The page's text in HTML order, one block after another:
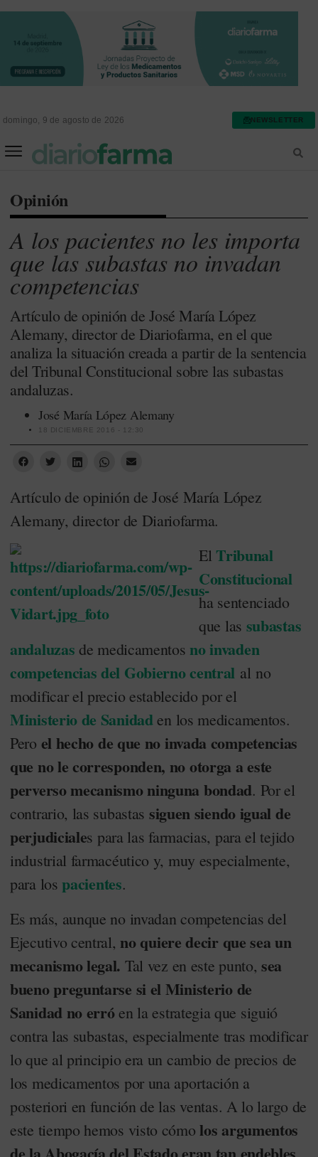
domingo, 9 de agosto de 2026 NEWSLETTER
Opinión
A los pacientes no les importa
que las subastas no invadan
competencias
Artículo de opinión de José María López
Alemany, director de Diariofarma, en el que
analiza la situación creada a partir de la sentencia
del Tribunal Constitucional sobre las subastas
andaluzas.
José María López Alemany
18 DICIEMBRE 2016 - 12:30
Artículo de opinión de José María López
Alemany, director de Diariofarma.
ElTribunal
Constitucional
ha sentenciado
que las subastas
andaluzas de medicamentosno invaden
competencias del Gobierno central al no
modificar el precio establecido por el
Ministerio de Sanidaden los medicamentos.
Pero el hecho de que no invada competencias
que no le corresponden, no otorga a este
perverso mecanismo ninguna bondad. Por el
contrario, las subastas siguen siendo igual de
perjudiciales para las farmacias, para el tejido
industrial farmacéutico y, muy especialmente,
para lospacientes.
Es más, aunque no invadan competencias del
Ejecutivo central, no quiere decir que sea un
mecanismo legal. Tal vez en este punto,sea
bueno preguntarse si el Ministerio de
Sanidad no erró en la estrategia que siguió
contra las subastas, especialmente tras modificar
lo que al principio era un cambio de precios de
los medicamentos por una aportación a
posteriori en función de las ventas. A lo largo de
este tiempo hemos visto cómolos argumentos